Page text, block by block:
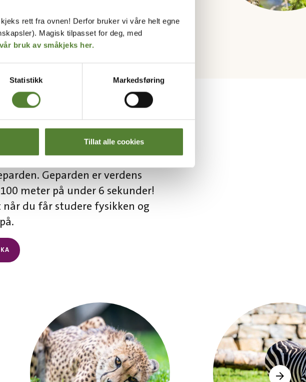
rett fra ovnen! Derfor bruker vi våre helt egne
Magisk tilpasset for deg, med
bruk av småkjeks her.
Statistikk Markedsføring
Tillat alle cookies
AFRIKA
Geparden er verdens
meter på under 6 sekunder!
du får studere fysikken og